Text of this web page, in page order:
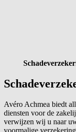
Avéro Achmea biedt
diensten voor de
verwijzen wij u naar